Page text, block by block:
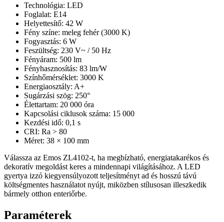
Technológia: LED
Foglalat: E14
Helyettesítő: 42 W
Fény színe: meleg fehér (3000 K)
Fogyasztás: 6 W
Feszültség: 230 V~ / 50 Hz
Fényáram: 500 lm
Fényhasznosítás: 83 lm/W
Színhőmérséklet: 3000 K
Energiaosztály: A+
Sugárzási szög: 250°
Élettartam: 20 000 óra
Kapcsolási ciklusok száma: 15 000
Kezdési idő: 0,1 s
CRI: Ra > 80
Méret: 38 × 100 mm
Válassza az Emos ZL4102-t, ha megbízható, energiatakarékos és
dekoratív megoldást keres a mindennapi világításához. A LED
gyertya izzó kiegyensúlyozott teljesítményt ad és hosszú távú
költségmentes használatot nyújt, miközben stílusosan illeszkedik
bármely otthon enteriőrbe.
Paraméterek